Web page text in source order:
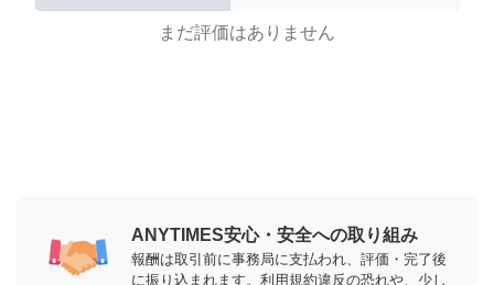
まだ評価はありません
ANYTIMES安心・安全への取り組み
報酬は取引前に事務局に支払われ、評価・完了後
に振り込まれます。利用規約違反の恐れや、少し